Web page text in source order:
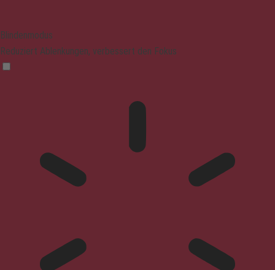
Blindenmodus
Reduziert Ablenkungen, verbessert den Fokus